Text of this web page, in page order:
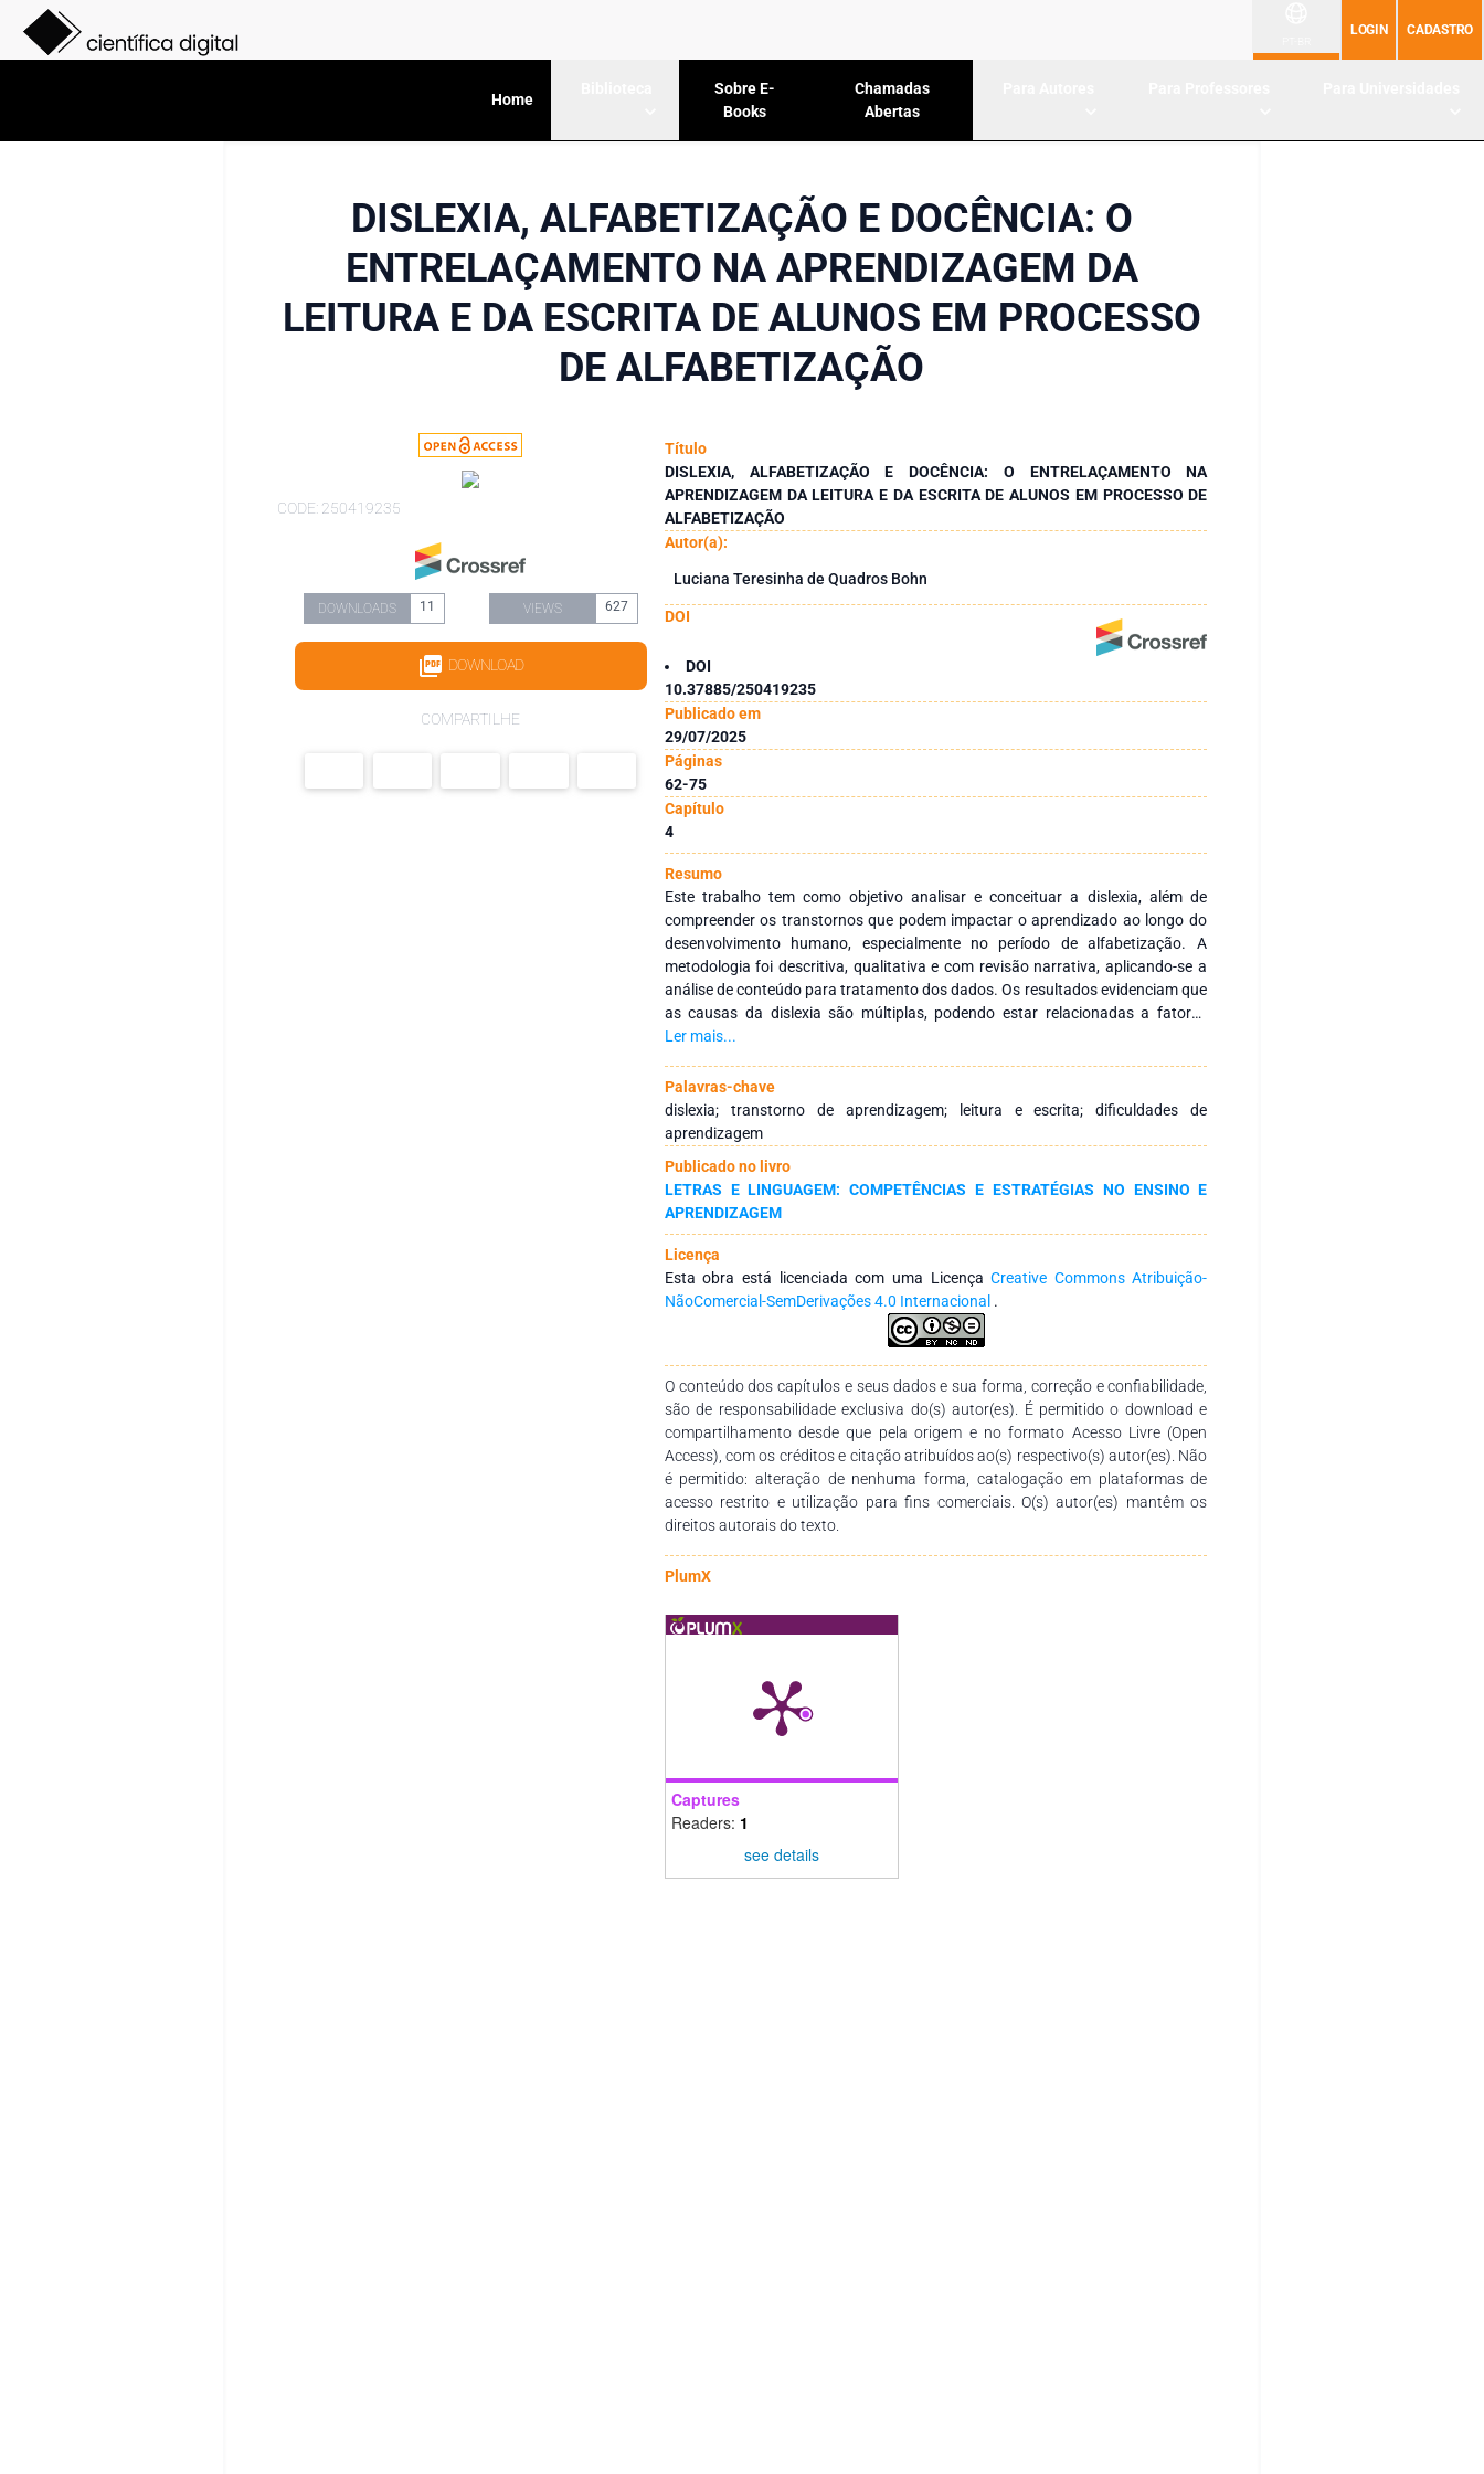
LOGIN CADASTRO
Home
Sobre E-
Books
Chamadas
Abertas
DISLEXIA, ALFABETIZAÇÃO E DOCÊNCIA: O
ENTRELAÇAMENTO NA APRENDIZAGEM DA
LEITURA E DA ESCRITA DE ALUNOS EM PROCESSO
DE ALFABETIZAÇÃO
CODE: 250419235
DOWNLOADS 11 VIEWS 627
DOWNLOAD
COMPARTILHE
Título
DISLEXIA, ALFABETIZAÇÃO E DOCÊNCIA: O ENTRELAÇAMENTO NA
APRENDIZAGEM DA LEITURA E DA ESCRITA DE ALUNOS EM PROCESSO DE
ALFABETIZAÇÃO
Autor(a):
Luciana Teresinha de Quadros Bohn
DOI
DOI
10.37885/250419235
Publicado em
29/07/2025
Páginas
62-75
Capítulo
4
Resumo
Este trabalho tem como objetivo analisar e conceituar a dislexia, além de
compreender os transtornos que podem impactar o aprendizado ao longo do
desenvolvimento humano, especialmente no período de alfabetização. A
metodologia foi descritiva, qualitativa e com revisão narrativa, aplicando-se a
análise de conteúdo para tratamento dos dados. Os resultados evidenciam que
as causas da dislexia são múltiplas, podendo estar relacionadas a fatores
físicos, sociais, emocionais e financeiros, entre outros. Pontua-se que a dislexia
essencial que o professor esteja preparado para lidar com essa questão ou,
pelo menos, para reconhecê-la, além disso, ela pode estar associada a
dificuldades ou a outros transtornos de aprendizagem, os quais podem ou não
estar ligados ao ambiente escolar. Dessa forma, a escola desempenha um
papel fundamental na promoção do aprendizado. No entanto, para que esse
processo ocorra de maneira eficaz, é necessário que haja políticas públicas que
incentivem a formação e a capacitação de profissionais qualificados, para ser
possível oferecer um atendimento adequado às crianças que enfrentam
dificuldades. Conclui-se que a dislexia, embora represente um desafio
persistente, não constitui um obstáculo intransponível. Com compreensão,
preparo profissional e ações interdisciplinares articuladas, é possível promover
o desenvolvimento das habilidades dos alunos disléxicos e garantir-lhes uma
Ler mais...
Palavras-chave
dislexia; transtorno de aprendizagem; leitura e escrita; dificuldades de
aprendizagem
Publicado no livro
LETRAS E LINGUAGEM: COMPETÊNCIAS E ESTRATÉGIAS NO ENSINO E
APRENDIZAGEM
Licença
Esta obra está licenciada com uma LicençaCreative Commons Atribuição-
NãoComercial-SemDerivações 4.0 Internacional .
O conteúdo dos capítulos e seus dados e sua forma, correção e confiabilidade,
são de responsabilidade exclusiva do(s) autor(es). É permitido o download e
compartilhamento desde que pela origem e no formato Acesso Livre (Open
Access), com os créditos e citação atribuídos ao(s) respectivo(s) autor(es). Não
é permitido: alteração de nenhuma forma, catalogação em plataformas de
acesso restrito e utilização para fins comerciais. O(s) autor(es) mantêm os
direitos autorais do texto.
PlumX
Captures
Readers: 1
see details